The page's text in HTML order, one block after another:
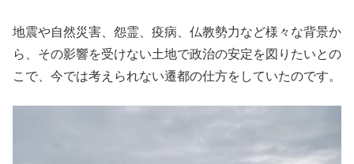
地震や自然災害、怨霊、疫病、仏教勢力など様々な背景か
ら、その影響を受けない土地で政治の安定を図りたいとの
こで、今では考えられない遷都の仕方をしていたのです。